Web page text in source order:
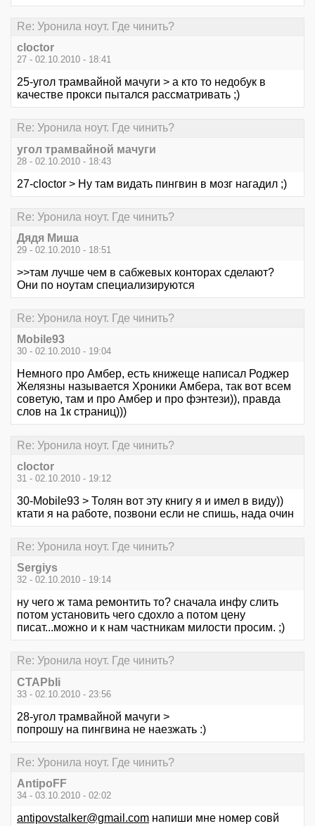
Re: Уронила ноут. Где чинить?
cloctor
27 - 02.10.2010 - 18:41
25-угол трамвайной мачуги > а кто то недобук в
качестве прокси пытался рассматривать ;)
Re: Уронила ноут. Где чинить?
угол трамвайной мачуги
28 - 02.10.2010 - 18:43
27-cloctor > Ну там видать пингвин в мозг нагадил ;)
Re: Уронила ноут. Где чинить?
Дядя Миша
29 - 02.10.2010 - 18:51
>>там лучше чем в сабжевых конторах сделают?
Они по ноутам специализируются
Re: Уронила ноут. Где чинить?
Mobile93
30 - 02.10.2010 - 19:04
Немного про Амбер, есть книжеще написал Роджер
Желязны называется Хроники Амбера, так вот всем
советую, там и про Амбер и про фэнтези)), правда
слов на 1к страниц)))
Re: Уронила ноут. Где чинить?
cloctor
31 - 02.10.2010 - 19:12
30-Mobile93 > Толян вот эту книгу я и имел в виду))
ктати я на работе, позвони если не спишь, нада очин
Re: Уронила ноут. Где чинить?
Sergiys
32 - 02.10.2010 - 19:14
ну чего ж тама ремонтить то? сначала инфу слить
потом установить чего сдохло а потом цену
писат...можно и к нам частникам милости просим. ;)
Re: Уронила ноут. Где чинить?
CTAPbIi
33 - 02.10.2010 - 23:56
28-угол трамвайной мачуги >
попрошу на пингвина не наезжать :)
Re: Уронила ноут. Где чинить?
AntipoFF
34 - 03.10.2010 - 02:02
antipovstalker@gmail.com напиши мне номер совй